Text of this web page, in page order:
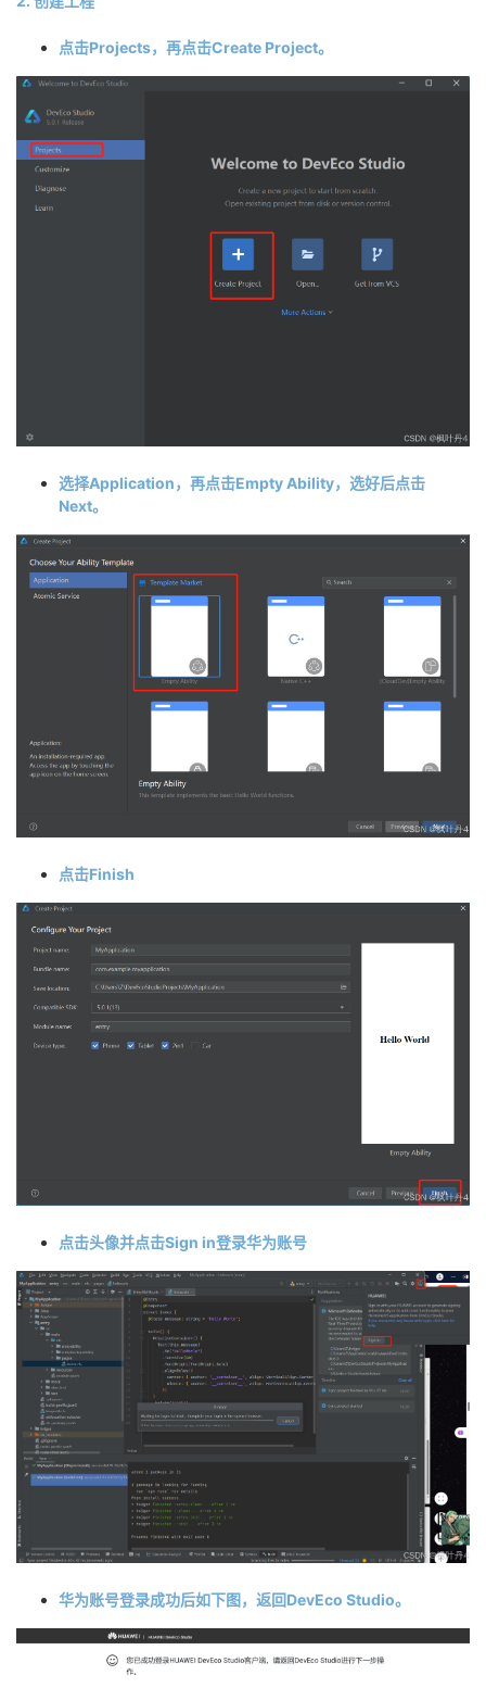
点击Projects，再点击Create Project。
选择Application，再点击Empty Ability，选好后点击
Next。
点击Finish
点击头像并点击Sign in登录华为账号
华为账号登录成功后如下图，返回DevEco Studio。